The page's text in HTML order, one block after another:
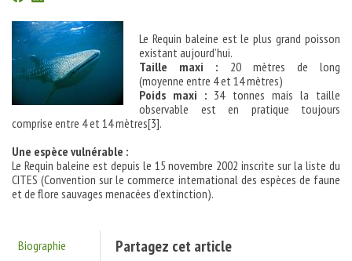
Thèmes
OK
Le Requin baleine est le plus grand poisson
existant aujourd’hui.
Taille maxi : 20 mètres de long
(moyenne entre 4 et 14 mètres)
Poids maxi : 34 tonnes mais la taille
observable est en pratique toujours
comprise entre 4 et 14 mètres[3].
Une espèce vulnérable :
Le Requin baleine est depuis le 15 novembre 2002 inscrite sur la liste du
CITES (Convention sur le commerce international des espèces de faune
et de flore sauvages menacées d’extinction).
Biographie
Partagez cet article